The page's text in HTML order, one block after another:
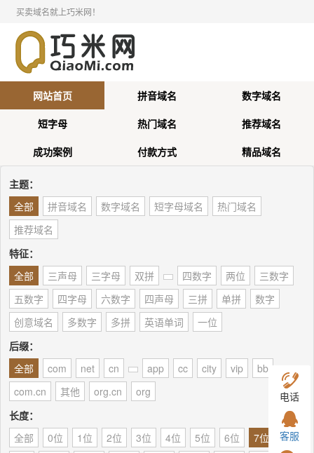
买卖域名就上巧米网！
网站首页 拼音域名
数字域名
短字母
热门域名
推荐域名
成功案例
付款方式 精品域名
主题：
全部
拼音域名 数字域名 短字母域名
热门域名
推荐域名
特征：
全部
三声母 三字母 双拼 四数字 两位
三数字
五数字
四字母 六数字 四声母 三拼 单拼
数字
创意域名
多数字 多拼 英语单词
一位
后缀：
全部
com net cn app cc city vip
bb
com.cn
其他 org.cn
org
长度：
全部
0位 1位 2位 3位 4位 5位 6位 7位
8位
电话
客服